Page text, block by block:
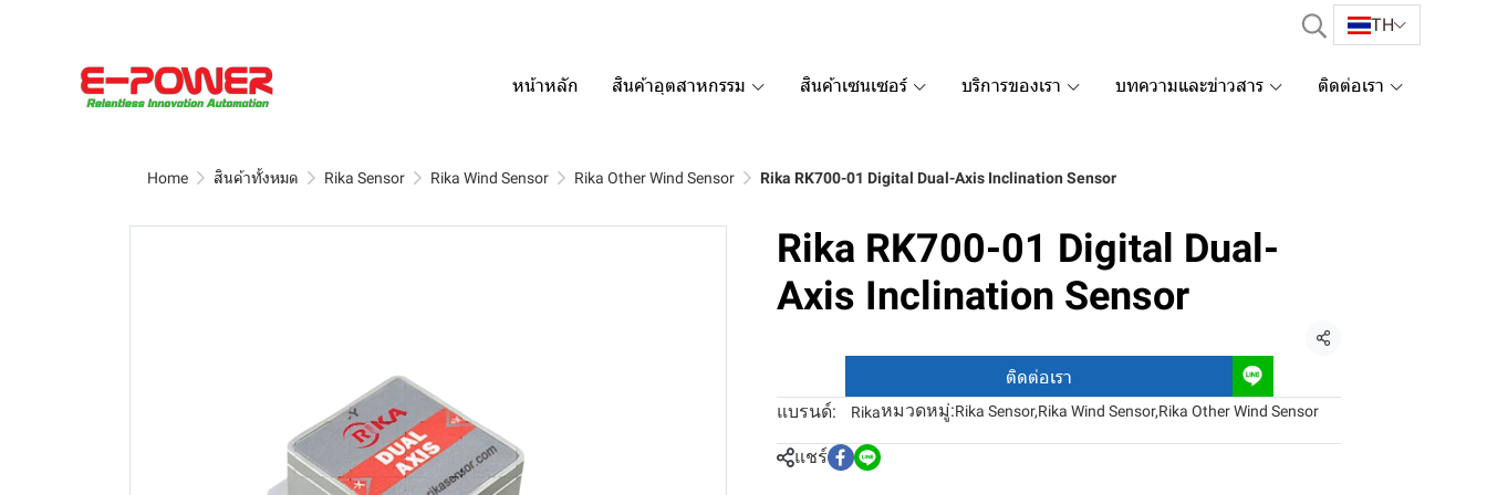
TH
หน้าหลัก สินค้าอุตสาหกรรม สินค้าเซนเซอร์ บริการของเรา บทความและข่าวสาร ติดต่อเรา
Home สินค้าทั้งหมด Rika Sensor Rika Wind Sensor Rika Other Wind Sensor Rika RK700-01 Digital Dual-Axis Inclination Sensor
Rika RK700-01 Digital Dual-
Axis Inclination Sensor
แชร์
ติดต่อเรา
แบรนด์: Rikaหมวดหมู่:Rika Sensor,Rika Wind Sensor,Rika Other Wind Sensor
แชร์